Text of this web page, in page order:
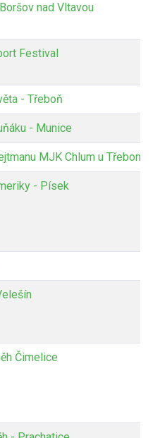
nad Vltavou
Festival
- Třeboň
- Munice
MJK Chlum u Třeboně
- Písek
Čimelice